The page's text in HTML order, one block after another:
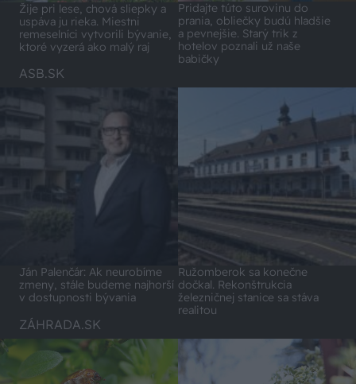
Žije pri lese, chová sliepky a
uspáva ju rieka. Miestni
remeselníci vytvorili bývanie,
ktoré vyzerá ako malý raj
Pridajte túto surovinu do
prania, obliečky budú hladšie
a pevnejšie. Starý trik z
hotelov poznali už naše
babičky
ASB.SK
Ján Palenčár: Ak neurobíme
zmeny, stále budeme najhorší
v dostupnosti bývania
Ružomberok sa konečne
dočkal. Rekonštrukcia
železničnej stanice sa stáva
realitou
ZÁHRADA.SK